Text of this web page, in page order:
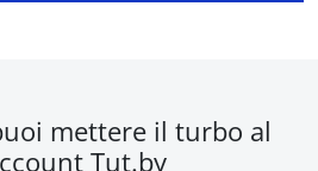
mettere il turbo al
Tut.by